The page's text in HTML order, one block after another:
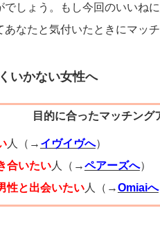
しょう。もし今回のいいね
なたと気付いたときにマッ
いかない女性へ
目的に合ったマッチング
人（→ イヴイヴへ）
合いたい人（→ペアーズへ）
性と出会いたい人（→Omiaiへ